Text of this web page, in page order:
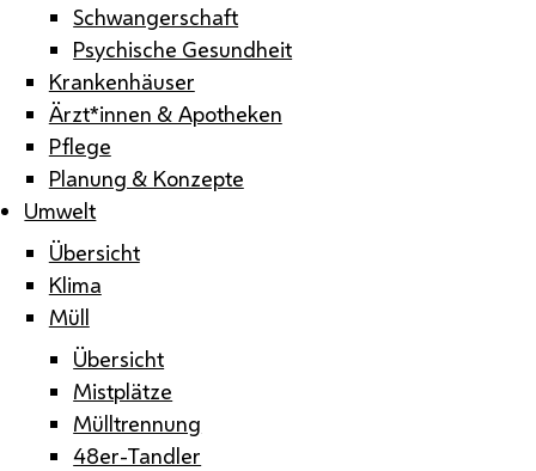
Schwangerschaft
Psychische Gesundheit
Krankenhäuser
Ärzt*innen & Apotheken
Pflege
Planung & Konzepte
Umwelt
Übersicht
Klima
Müll
Übersicht
Mistplätze
Mülltrennung
48er-Tandler